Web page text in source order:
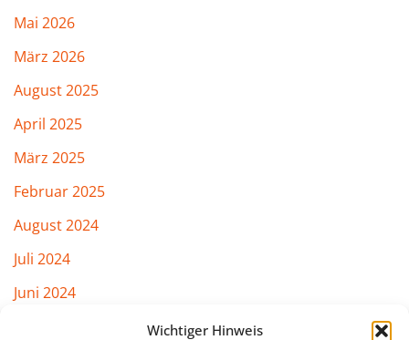
Wichtiger Hinweis
Mai 2026
März 2026
August 2025
April 2025
März 2025
Februar 2025
August 2024
Juli 2024
Juni 2024